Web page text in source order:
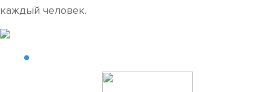
каждый человек.